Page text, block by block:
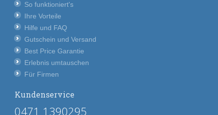
So funktioniert's
Ihre Vorteile
Hilfe und FAQ
Gutschein und Versand
Best Price Garantie
Erlebnis umtauschen
Für Firmen
Kundenservice
0471 1390295